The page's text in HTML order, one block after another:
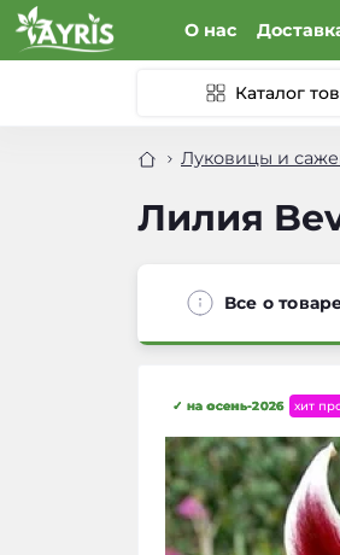
О нас
Каталог
Луковицы и
Лилия
Все о
✓ на осень-2026 хит